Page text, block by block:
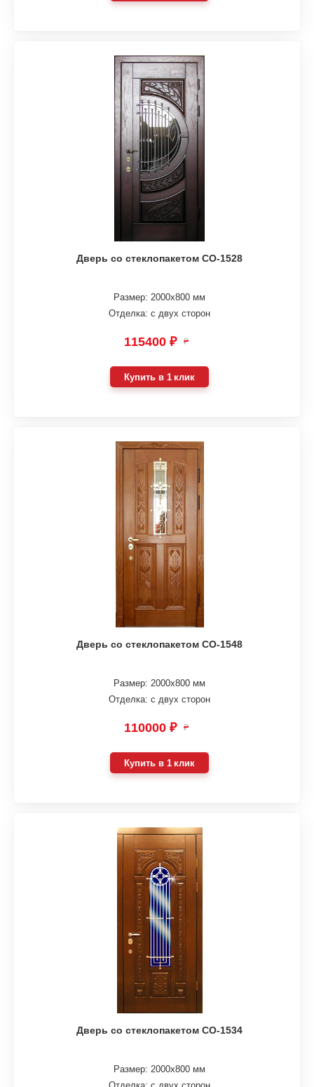
Дверь со стеклопакетом СО-1528
Размер: 2000х800 мм
Отделка: с двух сторон
115400 ₽ ₽
Купить в 1 клик
Дверь со стеклопакетом СО-1548
Размер: 2000х800 мм
Отделка: с двух сторон
110000 ₽ ₽
Купить в 1 клик
Дверь со стеклопакетом СО-1534
Размер: 2000х800 мм